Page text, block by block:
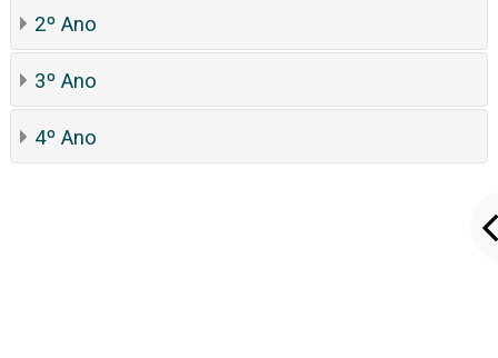
2º Ano
3º Ano
4º Ano